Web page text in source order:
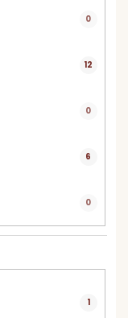
0
12
0
6
0
1